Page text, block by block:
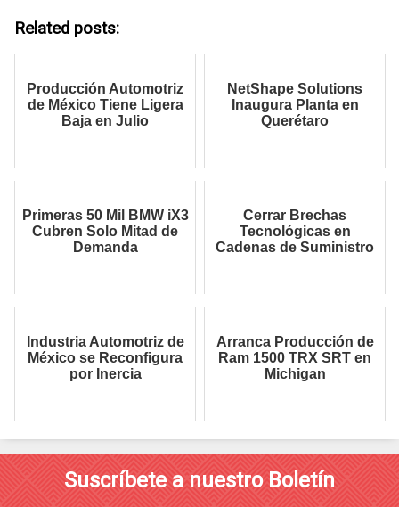
Related posts:
Producción Automotriz
de México Tiene Ligera
Baja en Julio
NetShape Solutions
Inaugura Planta en
Querétaro
Primeras 50 Mil BMW iX3
Cubren Solo Mitad de
Demanda
Cerrar Brechas
Tecnológicas en
Cadenas de Suministro
Industria Automotriz de
México se Reconfigura
por Inercia
Arranca Producción de
Ram 1500 TRX SRT en
Michigan
Suscríbete a nuestro Boletín